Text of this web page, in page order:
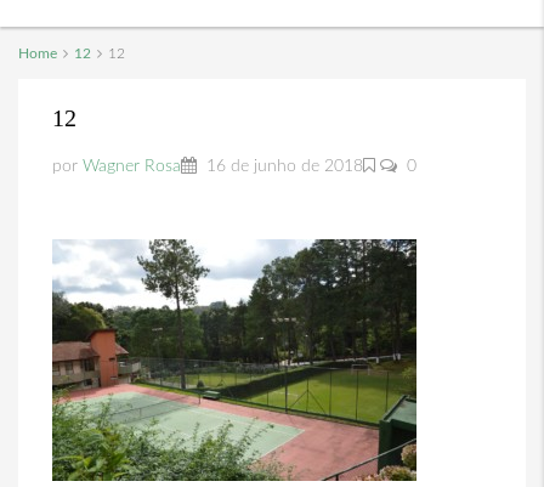
Home 12 12
12
por Wagner Rosa 16 de junho de 2018 0